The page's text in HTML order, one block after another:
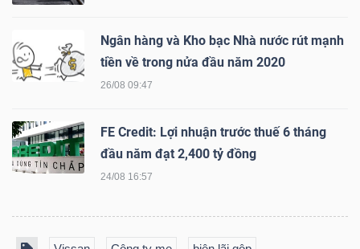
Ngân hàng và Kho bạc Nhà nước rút mạnh
tiền về trong nửa đầu năm 2020
26/08 09:47
FE Credit: Lợi nhuận trước thuế 6 tháng
đầu năm đạt 2,400 tỷ đồng
24/08 16:57
CÔNG
NGHIỆP
TIÊU